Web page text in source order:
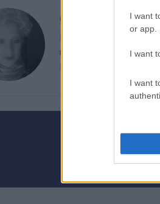
I want
or app.
I want
I want
ΕΛΕΝΗ ΚΟΡΩΝΑΚΗ
Εργάζεται στις
ευθύνης. Ειδικεύεται